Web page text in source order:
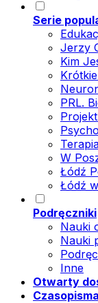
Serie
Jerzy
Kim
PRL.
W
Łódź
Łódź
Podręczniki
Nauki
Nauki
Inne
Otwarty
Czasopisma